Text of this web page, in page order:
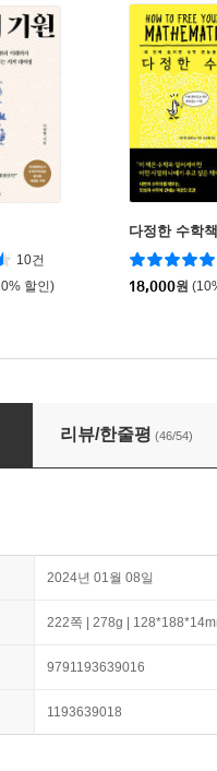
10건
할인)
다정한 수학책
18,000원
는다
리뷰/한줄평 (46/54)
2024년 01월 08일
222쪽 | 278g |
9791193639016
1193639018